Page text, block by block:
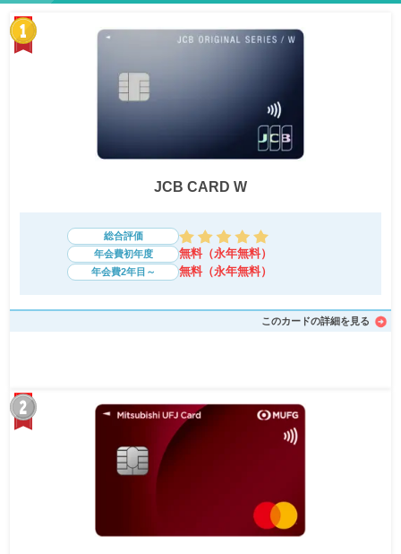
JCB CARD W
総合評価
年会費初年度
無料（永年無料）
年会費2年目～ 無料（永年無料）
このカードの詳細を見る